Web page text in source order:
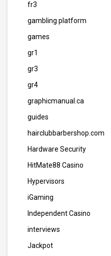
fr3
gambling platform
games
gr1
gr3
gr4
graphicmanual.ca
guides
hairclubbarbershop.com
Hardware Security
HitMate88 Casino
Hypervisors
iGaming
Independent Casino
interviews
Jackpot